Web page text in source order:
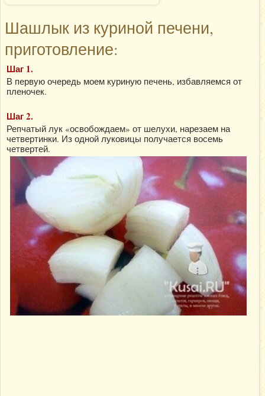
Шашлык из куриной печени,
приготовление:
Шаг 1.
В первую очередь моем куриную печень, избавляемся от
пленочек.
Шаг 2.
Репчатый лук «освобождаем» от шелухи, нарезаем на
четвертинки. Из одной луковицы получается восемь
четвертей.